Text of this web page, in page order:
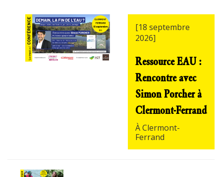
[18 septembre
2026]
Ressource EAU :
Rencontre avec
Simon Porcher à
Clermont-Ferrand
À Clermont-
Ferrand